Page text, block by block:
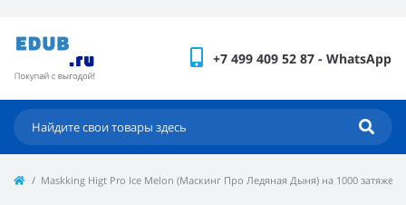
+7 499 409 52 87 - WhatsApp
Maskking Higt Pro Ice Melon (Маскинг Про Ледяная Дыня) на 1000 затяжек